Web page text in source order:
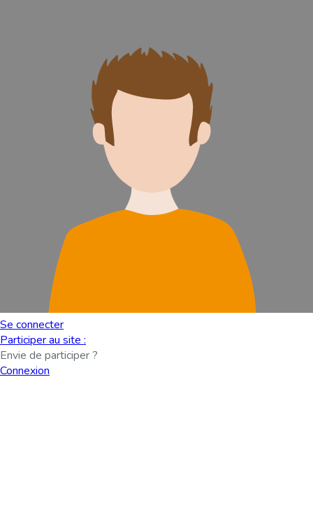
Se connecter
Participer au site :
Envie de participer ?
Connexion